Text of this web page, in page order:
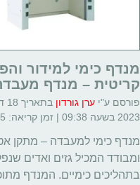
מנדף כימי למידור
קריטית – מנדף
פורסם ע"י ערן גורדון
2023 בשעה 09:38 | זמן קריאה: 5 דקות
מנדף כימי למעבדה – מתקן
ומבודד המכיל גזים ואדים
בתהליכים כימיים. המנדף